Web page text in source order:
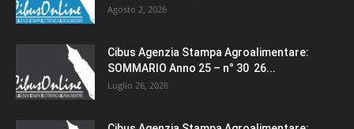
Agosto 2, 2026
Cibus Agenzia Stampa Agroalimentare:
SOMMARIO Anno 25 – n° 30 26...
Luglio 26, 2026